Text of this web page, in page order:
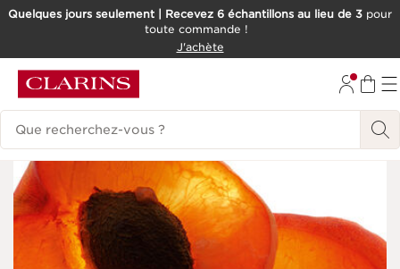
ALLER AU CONTENU
Quelques jours seulement | Recevez 6 échantillons au lieu de 3 pour
toute commande !
J'achète
Historique des recherches